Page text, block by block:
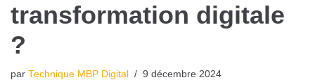
transformation digitale
?
par Technique MBP Digital 9 décembre 2024